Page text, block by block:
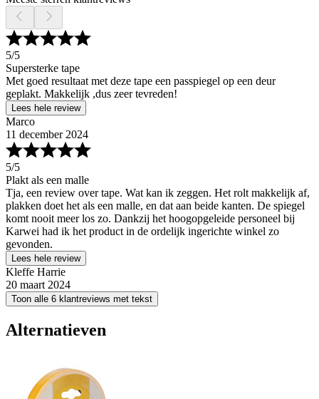
5/5
Supersterke tape
Met goed resultaat met deze tape een passpiegel op een deur
geplakt. Makkelijk ,dus zeer tevreden!
Lees hele review
Marco
11 december 2024
5/5
Plakt als een malle
Tja, een review over tape. Wat kan ik zeggen. Het rolt makkelijk af,
plakken doet het als een malle, en dat aan beide kanten. De spiegel
komt nooit meer los zo. Dankzij het hoogopgeleide personeel bij
Karwei had ik het product in de ordelijk ingerichte winkel zo
gevonden.
Lees hele review
Kleffe Harrie
20 maart 2024
Toon alle 6 klantreviews met tekst
Alternatieven